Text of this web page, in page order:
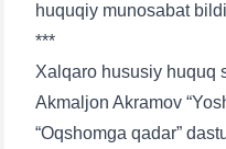
Phone number
huquqiy munosabat
***
Xalqaro hususiy huquq
Akmaljon Akramov
“Oqshomga qadar”